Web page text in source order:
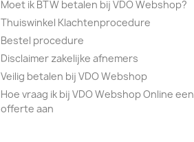
Moet ik BTW betalen bij VDO Webshop?
Thuiswinkel Klachtenprocedure
Bestel procedure
Disclaimer zakelijke afnemers
Veilig betalen bij VDO Webshop
Hoe vraag ik bij VDO Webshop Online een
offerte aan